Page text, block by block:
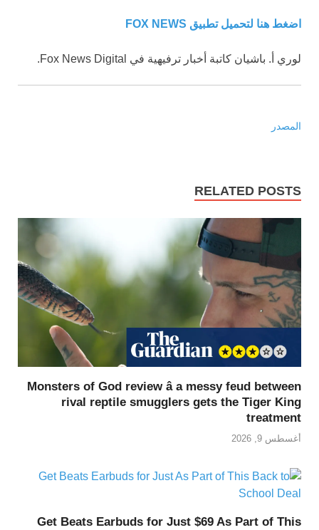
اضغط هنا لتحميل تطبيق FOX NEWS
لوري أ. باشيان كاتبة أخبار ترفيهية في Fox News Digital.
المصدر
RELATED POSTS
Monsters of God review â a messy feud between
rival reptile smugglers gets the Tiger King
treatment
أغسطس 9, 2026
Get Beats Earbuds for Just $69 As Part of This